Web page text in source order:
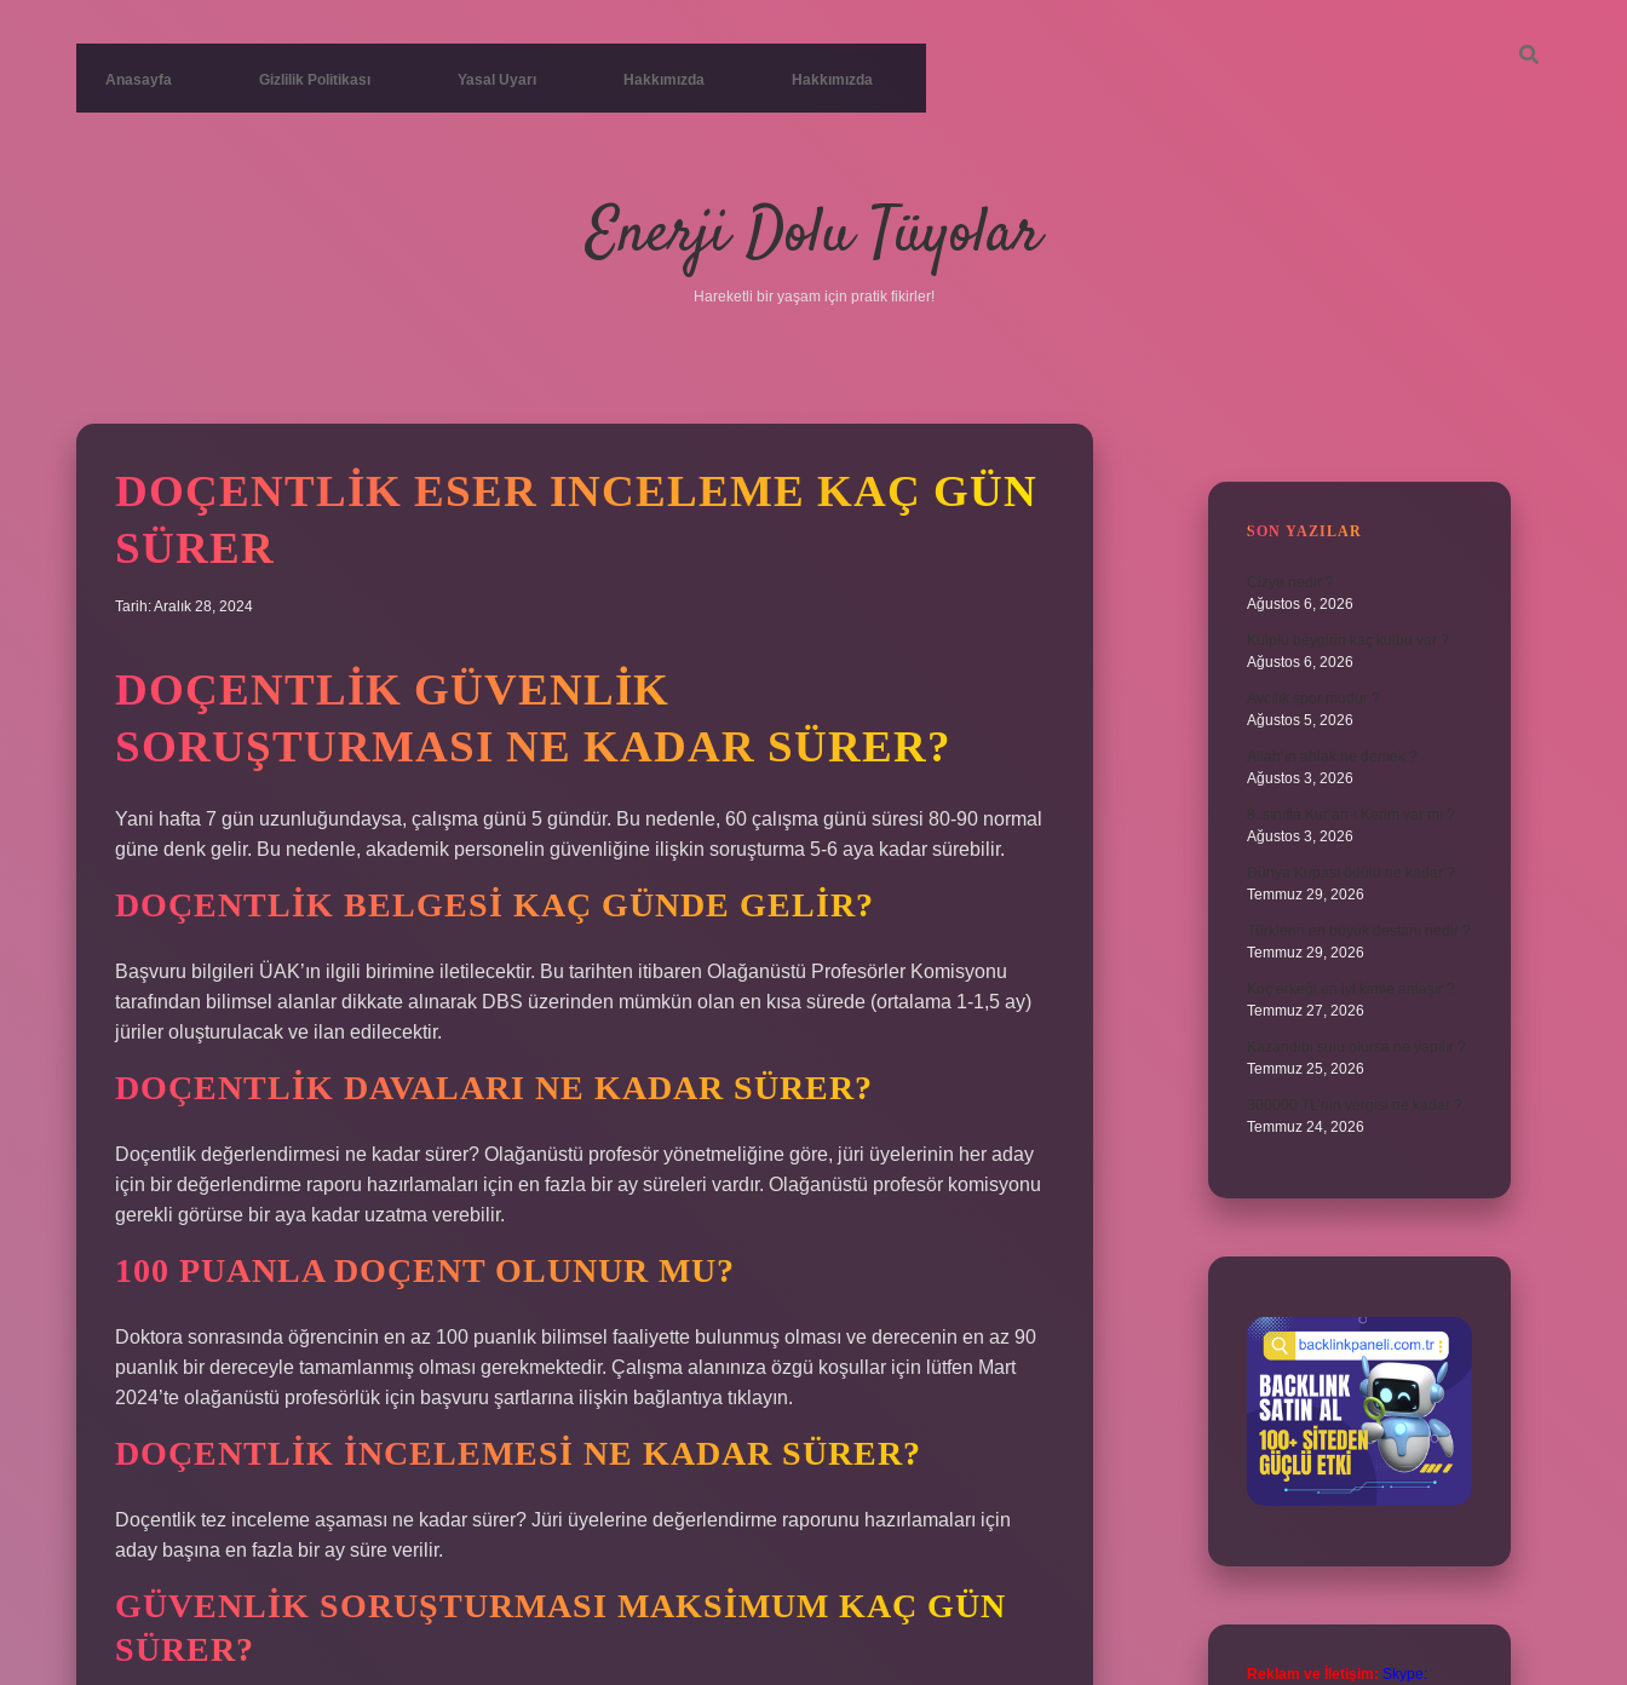
Anasayfa Gizlilik Politikası Yasal Uyarı Hakkımızda Hakkımızda
Enerji Dolu Tüyolar
Hareketli bir yaşam için pratik fikirler!
DOÇENTLIK ESER INCELEME KAÇ GÜN
SÜRER
Tarih: Aralık 28, 2024
DOÇENTLIK GÜVENLIK
SORUŞTURMASI NE KADAR SÜRER?
Yani hafta 7 gün uzunluğundaysa, çalışma günü 5 gündür. Bu nedenle, 60 çalışma günü süresi 80-90 normal
güne denk gelir. Bu nedenle, akademik personelin güvenliğine ilişkin soruşturma 5-6 aya kadar sürebilir.
DOÇENTLIK BELGESI KAÇ GÜNDE GELIR?
Başvuru bilgileri ÜAK’ın ilgili birimine iletilecektir. Bu tarihten itibaren Olağanüstü Profesörler Komisyonu
tarafından bilimsel alanlar dikkate alınarak DBS üzerinden mümkün olan en kısa sürede (ortalama 1-1,5 ay)
jüriler oluşturulacak ve ilan edilecektir.
DOÇENTLIK DAVALARI NE KADAR SÜRER?
Doçentlik değerlendirmesi ne kadar sürer? Olağanüstü profesör yönetmeliğine göre, jüri üyelerinin her aday
için bir değerlendirme raporu hazırlamaları için en fazla bir ay süreleri vardır. Olağanüstü profesör komisyonu
gerekli görürse bir aya kadar uzatma verebilir.
100 PUANLA DOÇENT OLUNUR MU?
Doktora sonrasında öğrencinin en az 100 puanlık bilimsel faaliyette bulunmuş olması ve derecenin en az 90
puanlık bir dereceyle tamamlanmış olması gerekmektedir. Çalışma alanınıza özgü koşullar için lütfen Mart
2024’te olağanüstü profesörlük için başvuru şartlarına ilişkin bağlantıya tıklayın.
DOÇENTLIK INCELEMESI NE KADAR SÜRER?
Doçentlik tez inceleme aşaması ne kadar sürer? Jüri üyelerine değerlendirme raporunu hazırlamaları için
aday başına en fazla bir ay süre verilir.
GÜVENLIK SORUŞTURMASI MAKSIMUM KAÇ GÜN
SÜRER?
SON YAZILAR
Cizye nedir ?
Ağustos 6, 2026
Kulplu beygirin kaç kulbu var ?
Ağustos 6, 2026
Avcılık spor mudur ?
Ağustos 5, 2026
Allah’ın ahlak ne demek ?
Ağustos 3, 2026
8. sınıfta Kur’an-ı Kerim var mı ?
Ağustos 3, 2026
Dünya Kupası ödülü ne kadar ?
Temmuz 29, 2026
Türklerin en büyük destanı nedir ?
Temmuz 29, 2026
Temmuz 27, 2026
Kazandibi sulu olursa ne yapılır ?
Temmuz 25, 2026
Temmuz 24, 2026
Reklam ve İletişim: Skype: